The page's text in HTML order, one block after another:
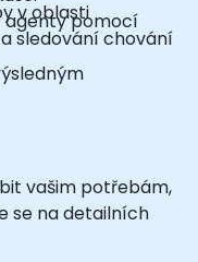
v oblasti
sledování chování
agenty pomocí
vašim potřebám,
se na detailních